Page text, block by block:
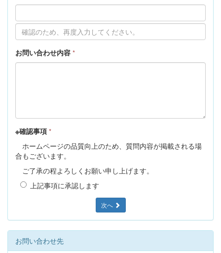
お問い合わせ内容 *
※確認事項 *
ホームページの品質向上のため、質問内容が掲載される場
合もございます。
ご了承の程よろしくお願い申し上げます。
上記事項に承認します
次へ
お問い合わせ先